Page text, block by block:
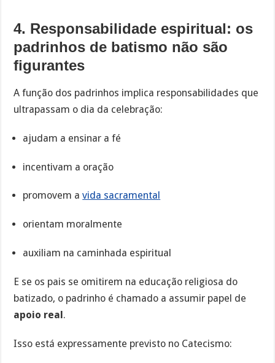
4. Responsabilidade espiritual: os
padrinhos de batismo não são
figurantes
A função dos padrinhos implica responsabilidades que
ultrapassam o dia da celebração:
ajudam a ensinar a fé
incentivam a oração
promovem avida sacramental
orientam moralmente
auxiliam na caminhada espiritual
E se os pais se omitirem na educação religiosa do
batizado, o padrinho é chamado a assumir papel de
apoio real.
Isso está expressamente previsto no Catecismo: